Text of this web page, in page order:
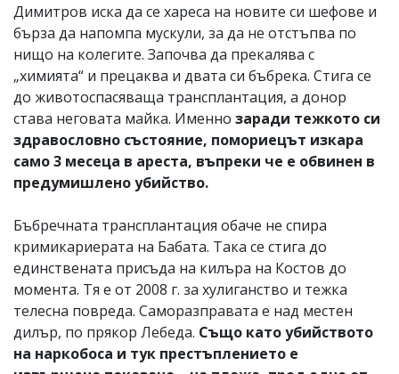
Димитров иска да се хареса на новите си шефове и
бърза да напомпа мускули, за да не отстъпва по
нищо на колегите. Започва да прекалява с
„химията“ и прецаква и двата си бъбрека. Стига се
до животоспасяваща трансплантация, а донор
става неговата майка. Именно заради тежкото си
здравословно състояние, помориецът изкара
само 3 месеца в ареста, въпреки че е обвинен в
предумишлено убийство.
Бъбречната трансплантация обаче не спира
кримикариерата на Бабата. Така се стига до
единствената присъда на килъра на Костов до
момента. Тя е от 2008 г. за хулиганство и тежка
телесна повреда. Саморазправата е над местен
дилър, по прякор Лебеда. Също като убийството
на наркобоса и тук престъплението е